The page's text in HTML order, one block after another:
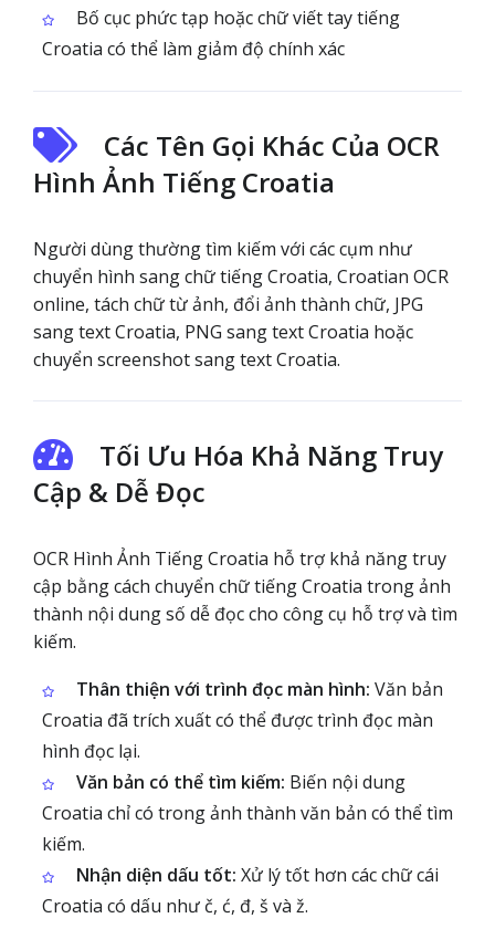
Bố cục phức tạp hoặc chữ viết tay tiếng
Croatia có thể làm giảm độ chính xác
Các Tên Gọi Khác Của OCR
Hình Ảnh Tiếng Croatia
Người dùng thường tìm kiếm với các cụm như
chuyển hình sang chữ tiếng Croatia, Croatian OCR
online, tách chữ từ ảnh, đổi ảnh thành chữ, JPG
sang text Croatia, PNG sang text Croatia hoặc
chuyển screenshot sang text Croatia.
Tối Ưu Hóa Khả Năng Truy
Cập & Dễ Đọc
OCR Hình Ảnh Tiếng Croatia hỗ trợ khả năng truy
cập bằng cách chuyển chữ tiếng Croatia trong ảnh
thành nội dung số dễ đọc cho công cụ hỗ trợ và tìm
kiếm.
Thân thiện với trình đọc màn hình: Văn bản
Croatia đã trích xuất có thể được trình đọc màn
hình đọc lại.
Văn bản có thể tìm kiếm: Biến nội dung
Croatia chỉ có trong ảnh thành văn bản có thể tìm
kiếm.
Nhận diện dấu tốt: Xử lý tốt hơn các chữ cái
Croatia có dấu như č, ć, đ, š và ž.